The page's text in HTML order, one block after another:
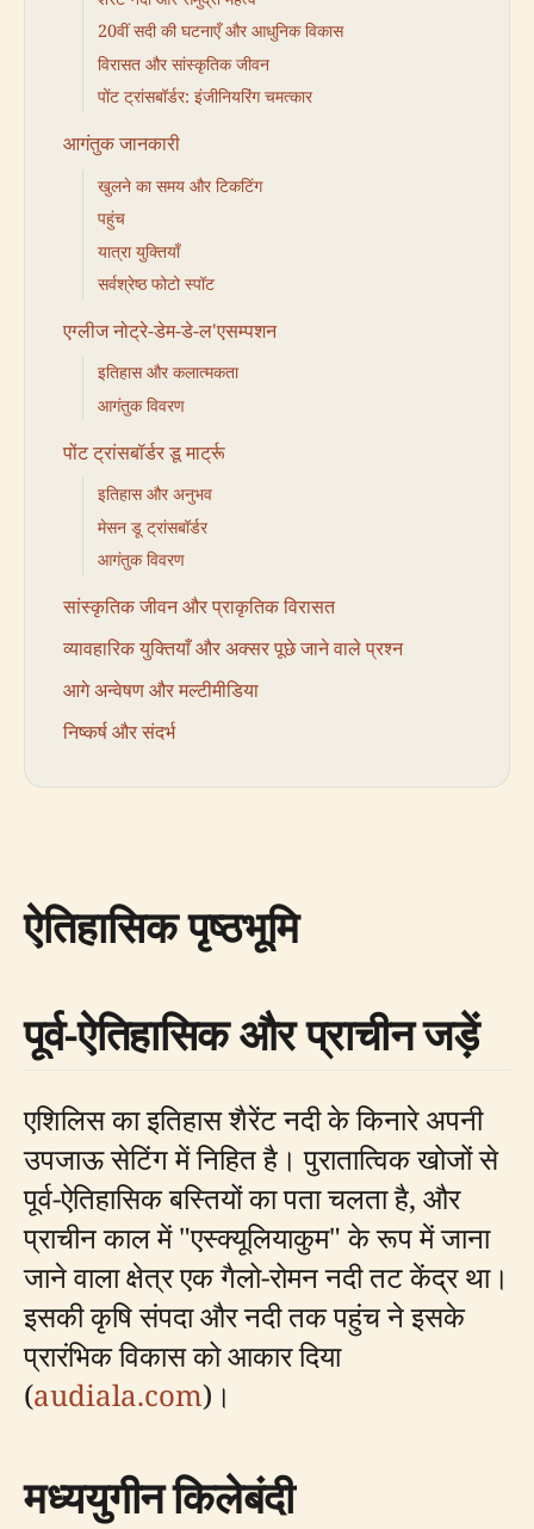
20वीं सदी की घटनाएँ और आधुनिक विकास
विरासत और सांस्कृतिक जीवन
पोंट ट्रांसबॉर्डर: इंजीनियरिंग चमत्कार
आगंतुक जानकारी
खुलने का समय और टिकटिंग
पहुंच
यात्रा युक्तियाँ
सर्वश्रेष्ठ फोटो स्पॉट
एग्लीज नोट्रे-डेम-डे-ल'एसम्पशन
इतिहास और कलात्मकता
आगंतुक विवरण
पोंट ट्रांसबॉर्डर डू मार्ट्रू
इतिहास और अनुभव
मेसन डू ट्रांसबॉर्डर
आगंतुक विवरण
सांस्कृतिक जीवन और प्राकृतिक विरासत
व्यावहारिक युक्तियाँ और अक्सर पूछे जाने वाले प्रश्न
आगे अन्वेषण और मल्टीमीडिया
निष्कर्ष और संदर्भ
ऐतिहासिक पृष्ठभूमि
पूर्व-ऐतिहासिक और प्राचीन जड़ें
एशिलिस का इतिहास शैरेंट नदी के किनारे अपनी
उपजाऊ सेटिंग में निहित है। पुरातात्विक खोजों से
पूर्व-ऐतिहासिक बस्तियों का पता चलता है, और
प्राचीन काल में "एस्क्यूलियाकुम" के रूप में जाना
जाने वाला क्षेत्र एक गैलो-रोमन नदी तट केंद्र था।
इसकी कृषि संपदा और नदी तक पहुंच ने इसके
प्रारंभिक विकास को आकार दिया
(audiala.com)।
मध्ययुगीन किलेबंदी